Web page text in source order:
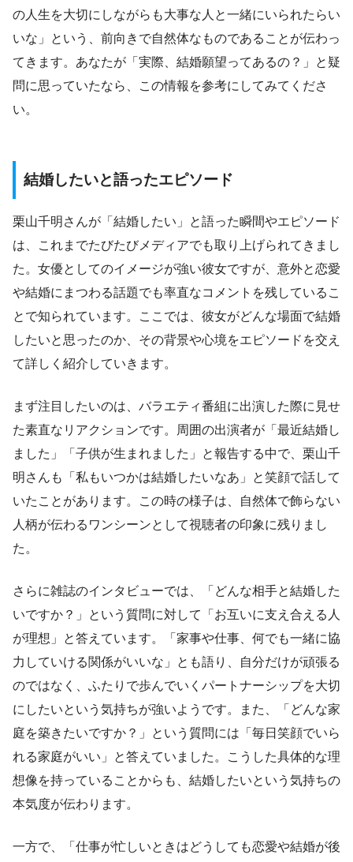
の人生を大切にしながらも大事な人と一緒にいられたらい
いな」という、前向きで自然体なものであることが伝わっ
てきます。あなたが「実際、結婚願望ってあるの？」と疑
問に思っていたなら、この情報を参考にしてみてくださ
い。
結婚したいと語ったエピソード
栗山千明さんが「結婚したい」と語った瞬間やエピソード
は、これまでたびたびメディアでも取り上げられてきまし
た。女優としてのイメージが強い彼女ですが、意外と恋愛
や結婚にまつわる話題でも率直なコメントを残しているこ
とで知られています。ここでは、彼女がどんな場面で結婚
したいと思ったのか、その背景や心境をエピソードを交え
て詳しく紹介していきます。
まず注目したいのは、バラエティ番組に出演した際に見せ
た素直なリアクションです。周囲の出演者が「最近結婚し
ました」「子供が生まれました」と報告する中で、栗山千
明さんも「私もいつかは結婚したいなあ」と笑顔で話して
いたことがあります。この時の様子は、自然体で飾らない
人柄が伝わるワンシーンとして視聴者の印象に残りまし
た。
さらに雑誌のインタビューでは、「どんな相手と結婚した
いですか？」という質問に対して「お互いに支え合える人
が理想」と答えています。「家事や仕事、何でも一緒に協
力していける関係がいいな」とも語り、自分だけが頑張る
のではなく、ふたりで歩んでいくパートナーシップを大切
にしたいという気持ちが強いようです。また、「どんな家
庭を築きたいですか？」という質問には「毎日笑顔でいら
れる家庭がいい」と答えていました。こうした具体的な理
想像を持っていることからも、結婚したいという気持ちの
本気度が伝わります。
一方で、「仕事が忙しいときはどうしても恋愛や結婚が後